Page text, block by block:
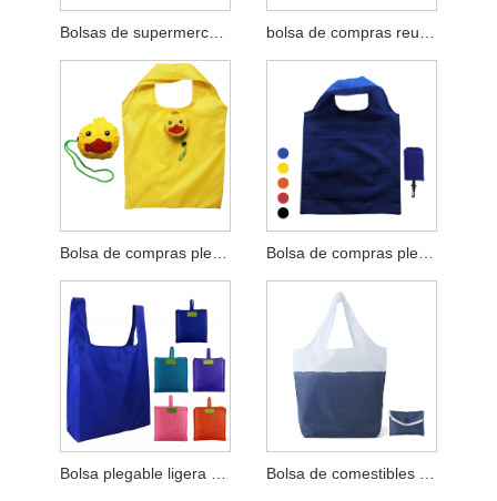
Bolsas de supermercado plegables reutilizables de poliéster bolsa de compras reutilizable con bolsa plegable
Bolsa de compras plegable de animales Bolsa de compras plegable de nailon con gancho